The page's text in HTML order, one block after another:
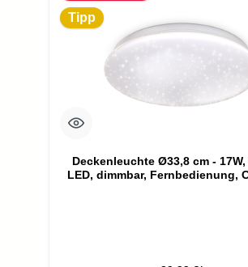
Tipp
Deckenleuchte Ø33,8 cm - 17W,
LED, dimmbar, Fernbedienung,